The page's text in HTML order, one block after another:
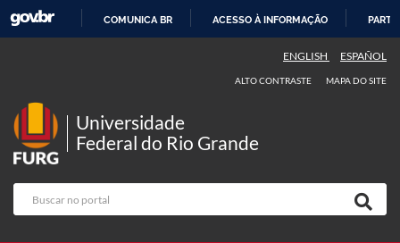
COMUNICA BR ACESSO À INFORMAÇÃO
ENGLISH ESPAÑOL
ALTO CONTRASTE MAPA DO SITE
Universidade
Federal do Rio Grande